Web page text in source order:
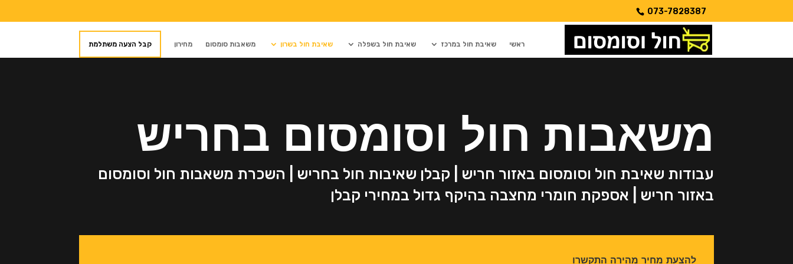
073-7828387
ראשי שאיבת חול במרכז שאיבת חול בשפלה שאיבת חול בשרון משאבות סומסום מחירון קבל הצעה משתלמת
משאבות חול וסומסום בחריש
עבודות שאיבת חול וסומסום באזור חריש | קבלן שאיבות חול בחריש | השכרת משאבות חול וסומסום
באזור חריש | אספקת חומרי מחצבה בהיקף גדול במחירי קבלן
להצעת מחיר מהירה התקשרו